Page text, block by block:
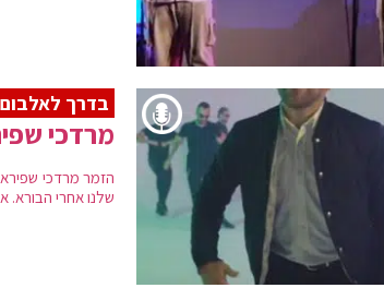
בדרך לאלבום
מרדכי
הזמר מרדכי
שלנו אחרי